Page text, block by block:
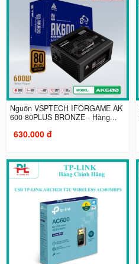
Nguồn VSPTECH IFORGAME AK
600 80PLUS BRONZE - Hàng...
630.000 đ